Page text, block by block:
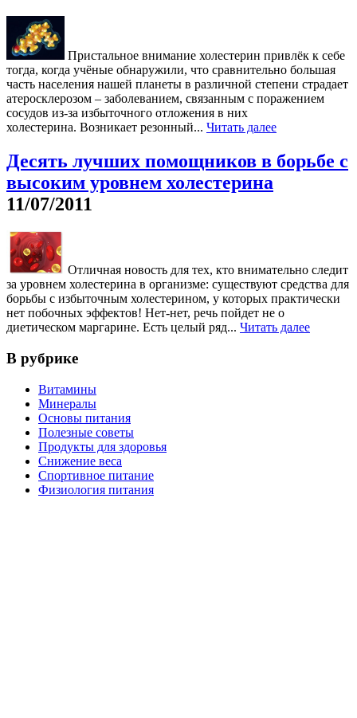
Пристальное внимание холестерин привлёк к себе
тогда, когда учёные обнаружили, что сравнительно большая
часть населения нашей планеты в различной степени страдает
атеросклерозом – заболеванием, связанным с поражением
сосудов из-за избыточного отложения в них
холестерина. Возникает резонный... Читать далее
Десять лучших помощников в борьбе с
высоким уровнем холестерина
11/07/2011
Отличная новость для тех, кто внимательно следит
за уровнем холестерина в организме: существуют средства для
борьбы с избыточным холестерином, у которых практически
нет побочных эффектов! Нет-нет, речь пойдет не о
диетическом маргарине. Есть целый ряд... Читать далее
В рубрике
Витамины
Минералы
Основы питания
Полезные советы
Продукты для здоровья
Снижение веса
Спортивное питание
Физиология питания